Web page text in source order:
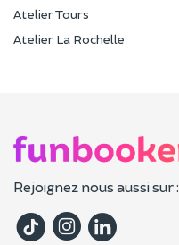
Atelier Tours
Atelier La Rochelle
Rejoignez nous aussi sur :